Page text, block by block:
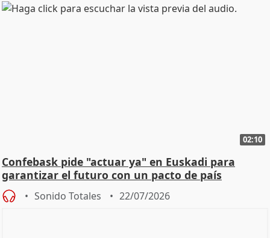
02:10
Confebask pide "actuar ya" en Euskadi para
garantizar el futuro con un pacto de país
Sonido Totales 22/07/2026